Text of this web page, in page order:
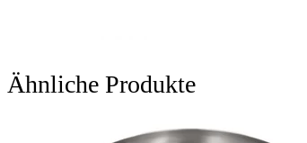
Ähnliche Produkte